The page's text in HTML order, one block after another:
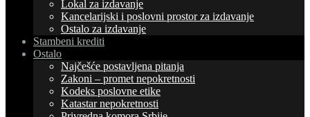
Lokal za izdavanje
Kancelarijski i poslovni prostor za izdavanje
Ostalo za izdavanje
Stambeni krediti
Ostalo
Najčešće postavljena pitanja
Zakoni – promet nepokretnosti
Kodeks poslovne etike
Katastar nepokretnosti